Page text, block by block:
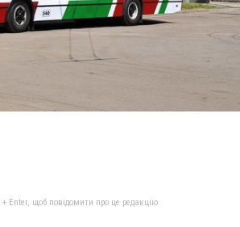
Enter, щоб повідомити про це редакцію